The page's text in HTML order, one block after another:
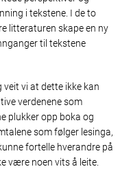
i tekstene. I de to
litteraturen skape en ny
til tekstene
vi at dette ikke kan
verdenene som
plukker opp boka og
som følger lesinga,
fortelle hverandre på
være noen vits å leite.